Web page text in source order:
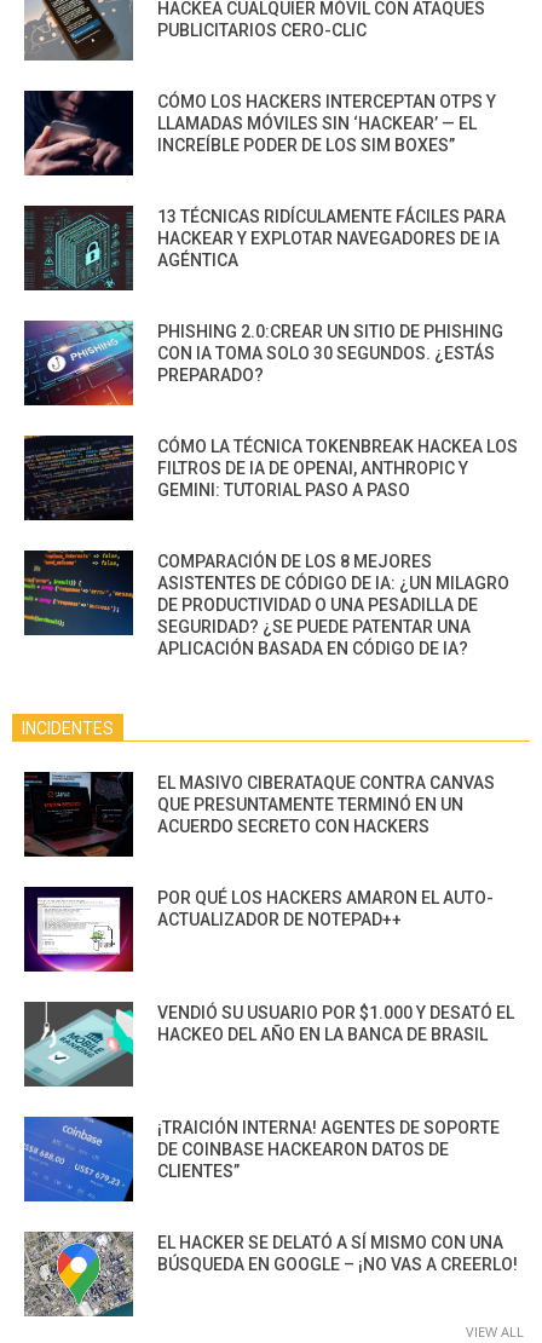
HACKEA CUALQUIER MÓVIL CON ATAQUES
PUBLICITARIOS CERO-CLIC
CÓMO LOS HACKERS INTERCEPTAN OTPS Y
LLAMADAS MÓVILES SIN ‘HACKEAR’ — EL
INCREÍBLE PODER DE LOS SIM BOXES”
13 TÉCNICAS RIDÍCULAMENTE FÁCILES PARA
HACKEAR Y EXPLOTAR NAVEGADORES DE IA
AGÉNTICA
PHISHING 2.0:CREAR UN SITIO DE PHISHING
CON IA TOMA SOLO 30 SEGUNDOS. ¿ESTÁS
PREPARADO?
CÓMO LA TÉCNICA TOKENBREAK HACKEA LOS
FILTROS DE IA DE OPENAI, ANTHROPIC Y
GEMINI: TUTORIAL PASO A PASO
COMPARACIÓN DE LOS 8 MEJORES
ASISTENTES DE CÓDIGO DE IA: ¿UN MILAGRO
DE PRODUCTIVIDAD O UNA PESADILLA DE
SEGURIDAD? ¿SE PUEDE PATENTAR UNA
APLICACIÓN BASADA EN CÓDIGO DE IA?
INCIDENTES
EL MASIVO CIBERATAQUE CONTRA CANVAS
QUE PRESUNTAMENTE TERMINÓ EN UN
ACUERDO SECRETO CON HACKERS
POR QUÉ LOS HACKERS AMARON EL AUTO-
ACTUALIZADOR DE NOTEPAD++
VENDIÓ SU USUARIO POR $1.000 Y DESATÓ EL
HACKEO DEL AÑO EN LA BANCA DE BRASIL
¡TRAICIÓN INTERNA! AGENTES DE SOPORTE
DE COINBASE HACKEARON DATOS DE
CLIENTES”
EL HACKER SE DELATÓ A SÍ MISMO CON UNA
BÚSQUEDA EN GOOGLE – ¡NO VAS A CREERLO!
VIEW ALL